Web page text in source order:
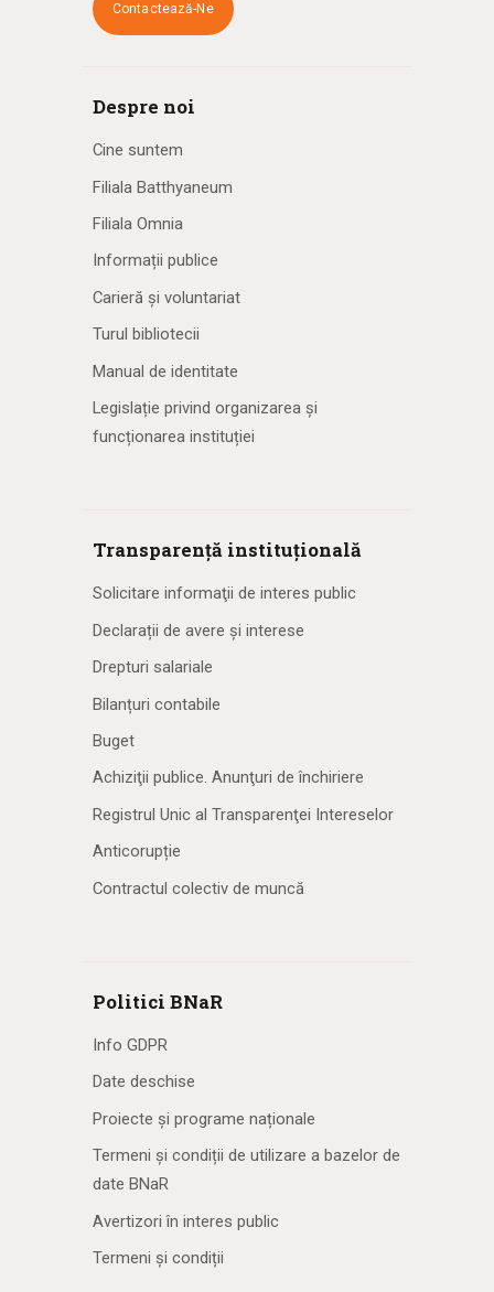
Contactează-Ne
Despre noi
Cine suntem
Filiala Batthyaneum
Filiala Omnia
Informații publice
Carieră și voluntariat
Turul bibliotecii
Manual de identitate
Legislație privind organizarea și
funcționarea instituției
Transparență instituțională
Solicitare informaţii de interes public
Declarații de avere și interese
Drepturi salariale
Bilanțuri contabile
Buget
Achiziţii publice. Anunţuri de închiriere
Registrul Unic al Transparenţei Intereselor
Anticorupție
Contractul colectiv de muncă
Politici BNaR
Info GDPR
Date deschise
Proiecte și programe naționale
Termeni și condiții de utilizare a bazelor de
date BNaR
Avertizori în interes public
Termeni și condiții